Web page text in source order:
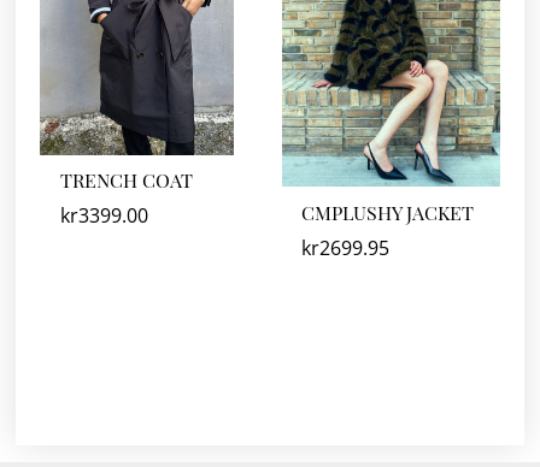
TRENCH COAT
kr3399.00 CMPLUSHY JACKET
kr2699.95